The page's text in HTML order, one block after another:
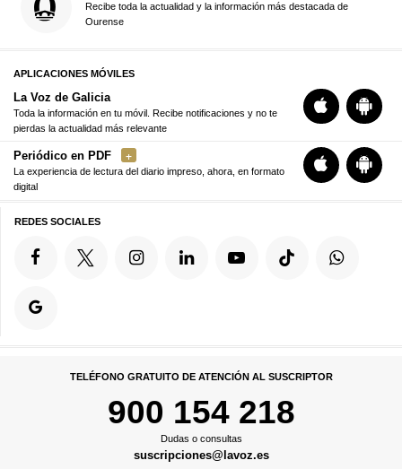
Recibe toda la actualidad y la información más destacada de
Ourense
APLICACIONES MÓVILES
La Voz de Galicia
Toda la información en tu móvil. Recibe notificaciones y no te
pierdas la actualidad más relevante
Periódico en PDF
La experiencia de lectura del diario impreso, ahora, en formato
digital
REDES SOCIALES
TELÉFONO GRATUITO DE ATENCIÓN AL SUSCRIPTOR
900 154 218
Dudas o consultas
suscripciones@lavoz.es